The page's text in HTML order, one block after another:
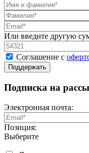
Или введите другую
Соглашение с
Поддержать
Подписка на
Электронная почта:
Позиция:
Выберите